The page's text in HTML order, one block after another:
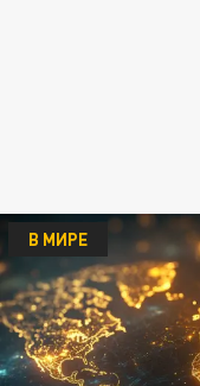
В МИРЕ